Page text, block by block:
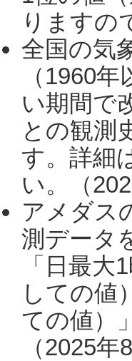
りますの
全国の気
（1960
い期間で
との観測
す。詳細
い。（
アメダス
測データ
「日最
しての値
ての値）
（2025年